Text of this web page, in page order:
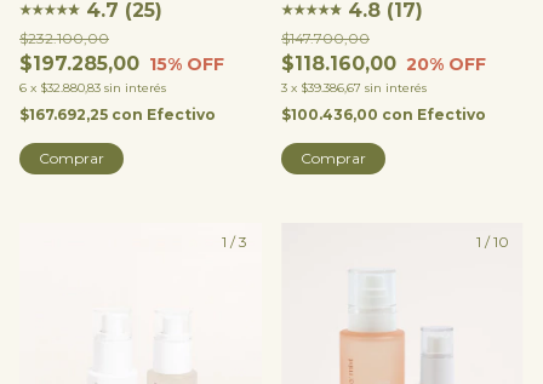
★★★★★
★ 4.7 (25)
$197.285,00
$232.100,00
15% OFF
6 x $32.880,83 sin interés
$167.692,25 con Efectivo
Comprar
Drops (VIT C) + Blooming
Drops (RETINOL)
★★★★★
★ 4.8 (17)
$118.160,00
$147.700,00
20% OFF
3 x $39.386,67 sin interés
$100.436,00 con Efectivo
1 /3 1 /10